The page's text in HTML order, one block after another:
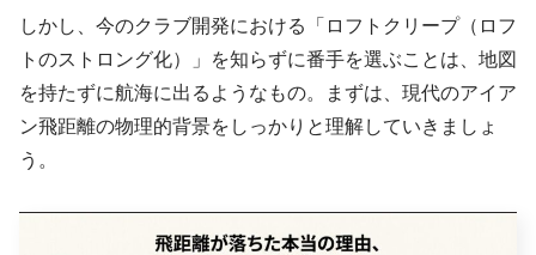
しかし、今のクラブ開発における「ロフトクリープ（ロフ
トのストロング化）」を知らずに番手を選ぶことは、地図
を持たずに航海に出るようなもの。まずは、現代のアイア
ン飛距離の物理的背景をしっかりと理解していきましょ
う。